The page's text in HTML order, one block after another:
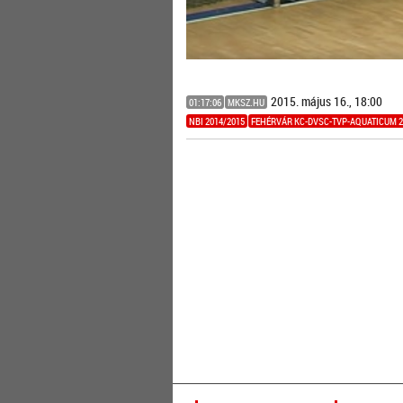
01:17:06 MKSZ.HU 2015. május 16., 18:00
NBI 2014/2015 FEHÉRVÁR KC-DVSC-TVP-AQUATICUM